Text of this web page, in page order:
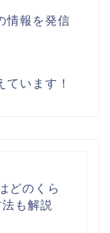
情報を発信
います！
どのくら
も解説